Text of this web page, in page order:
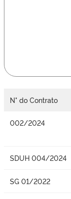
N° do Contrato
002/2024
SDUH 004/2024
SG 01/2022